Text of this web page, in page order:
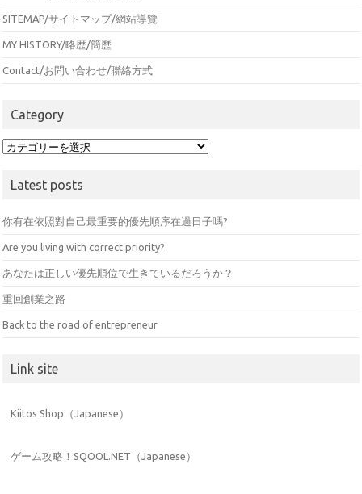
SITEMAP/サイトマップ/網站導覽
MY HISTORY/略歴/簡歷
Contact/お問い合わせ/聯絡方式
Category
Category
Latest posts
你有在依照對自己最重要的優先順序在過日子嗎?
Are you living with correct priority?
あなたは正しい優先順位で生きているだろうか？
重回創業之路
Back to the road of entrepreneur
Link site
Kiitos Shop（Japanese）
ゲーム攻略！SQOOL.NET（Japanese）